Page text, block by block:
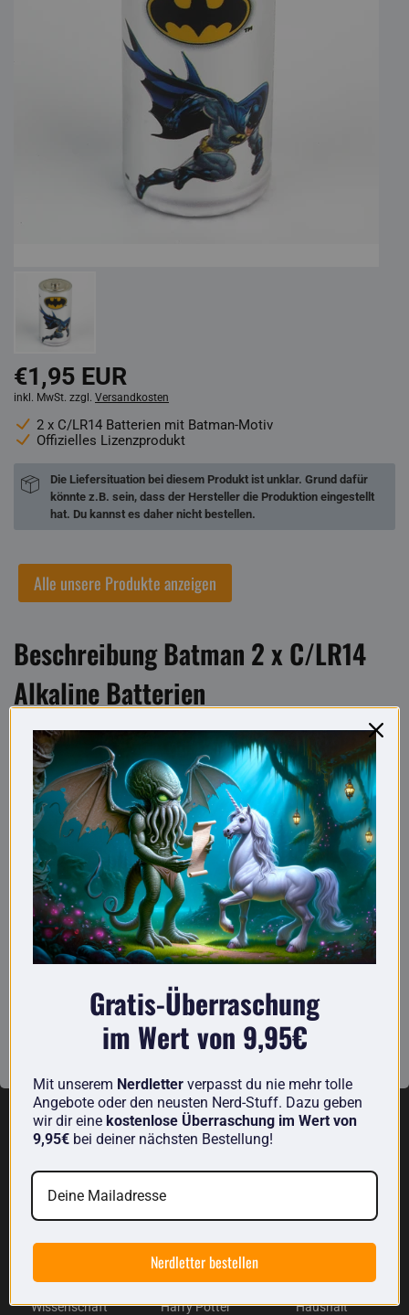
€1,95 EUR
inkl. MwSt. zzgl. Versandkosten
2 x C/LR14 Batterien mit Batman-Motiv
Offizielles Lizenzprodukt
Die Liefersituation bei diesem Produkt ist unklar. Grund dafür
könnte z.B. sein, dass der Hersteller die Produktion eingestellt
hat. Du kannst es daher nicht bestellen.
Alle unsere Produkte anzeigen
Beschreibung Batman 2 x C/LR14
Alkaline Batterien
Als einer der wenigen Superhelden verfügt Batman
bekanntermaßen nicht über besondere Kräfte, sondern
stattdessen über ein riesiges Arsenal an technischen
Hilfsmitteln. Dazu gehören beispielsweise Bat suit, Batmobil,
Batarang,Bat claw und natürlich ganz besonders die Batterien.
Ohne letztere würden viele Geräte schließlich gar nicht
funktionieren.
Aus seinem persönlichen Fundus spendiert dir Bruce Wayne
nun dieBatman 2 x C/LR14 Alkaline Batterien. Damit wirst du
wahrscheinlich nicht zum Superhelden oder zur Superheldin,
kriegst aber die Energie für eventuell lebenswichtige Geräte,
Technische Infos
2 x C/LR14 Alkaline Batterien
Entdecke weitere nerdige Produkte von uns:
Wissenschaft Harry Potter Haushalt
Gratis-Überraschung
im Wert von 9,95€
Mit unserem Nerdletter verpasst du nie mehr tolle
Angebote oder den neusten Nerd-Stuff. Dazu geben
wir dir eine kostenlose Überraschung im Wert von
9,95€ bei deiner nächsten Bestellung!
Nerdletter bestellen